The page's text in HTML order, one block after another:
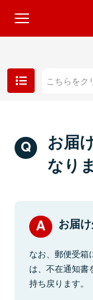
お届
なり
お届
なお、郵便受箱
は、不在通知書
持ち戻ります。